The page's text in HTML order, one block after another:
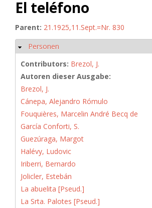
El teléfono
Parent: 21.1925,11.Sept.=Nr. 830
Hide
Personen
Contributors: Brezol, J.
Autoren dieser Ausgabe:
Brezol, J.
Cánepa, Alejandro Rómulo
Fouquières, Marcelin André Becq de
García Conforti, S.
Guezúraga, Margot
Halévy, Ludovic
Iriberri, Bernardo
Jolicler, Estebán
La abuelita [Pseud.]
La Srta. Palotes [Pseud.]